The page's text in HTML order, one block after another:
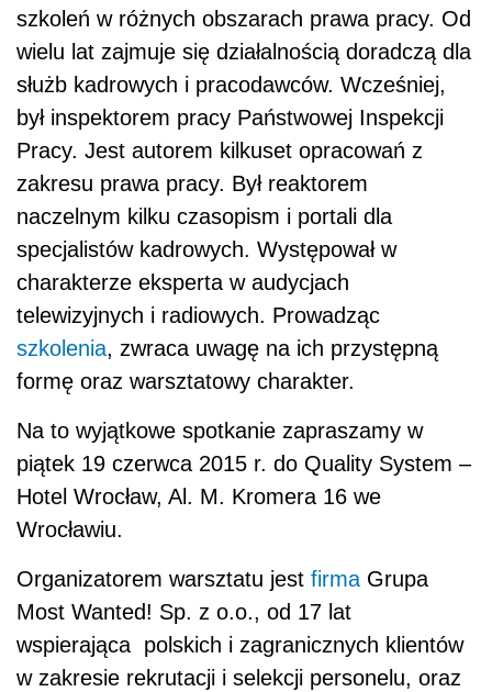
szkoleń w różnych obszarach prawa pracy. Od
wielu lat zajmuje się działalnością doradczą dla
służb kadrowych i pracodawców. Wcześniej,
był inspektorem pracy Państwowej Inspekcji
Pracy. Jest autorem kilkuset opracowań z
zakresu prawa pracy. Był reaktorem
naczelnym kilku czasopism i portali dla
specjalistów kadrowych. Występował w
charakterze eksperta w audycjach
telewizyjnych i radiowych. Prowadząc
szkolenia, zwraca uwagę na ich przystępną
formę oraz warsztatowy charakter.
Na to wyjątkowe spotkanie zapraszamy w
piątek 19 czerwca 2015 r. do Quality System –
Hotel Wrocław, Al. M. Kromera 16 we
Wrocławiu.
Organizatorem warsztatu jest firma Grupa
Most Wanted! Sp. z o.o., od 17 lat
wspierająca polskich i zagranicznych klientów
w zakresie rekrutacji i selekcji personelu, oraz